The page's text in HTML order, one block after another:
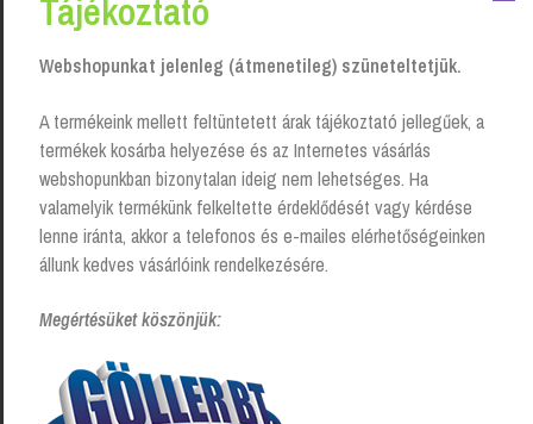
50 000 Ft felett
Tájékoztató
Webshopunkat jelenleg (átmenetileg) szüneteltetjük.
A termékeink mellett feltüntetett árak tájékoztató jellegűek, a
termékek kosárba helyezése és az Internetes vásárlás
webshopunkban bizonytalan ideig nem lehetséges. Ha
valamelyik termékünk felkeltette érdeklődését vagy kérdése
lenne iránta, akkor a telefonos és e-mailes elérhetőségeinken
állunk kedves vásárlóink rendelkezésére.
Megértésüket köszönjük: